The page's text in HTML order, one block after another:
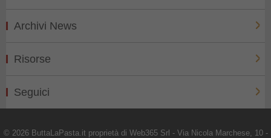
Archivi News
Risorse
Seguici
© 2026 ButtaLaPasta.it proprietà di Web365 Srl - Via Nicola Marchese, 10 -